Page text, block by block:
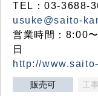
TEL：03-3688-
usuke@saito-
営業時間：8:00
日
http://
販売可 工